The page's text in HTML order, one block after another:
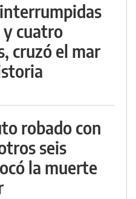
cuatro
cruzó el mar
robado con
seis
la muerte